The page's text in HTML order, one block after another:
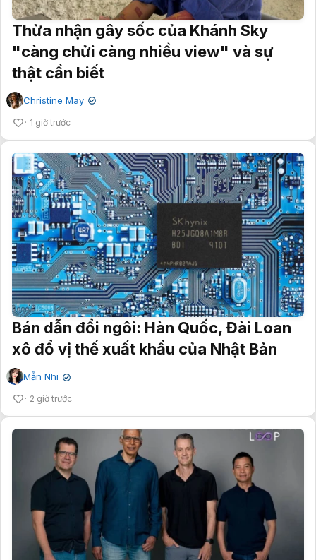
Thừa nhận gây sốc của Khánh Sky
"càng chửi càng nhiều view" và sự
thật cần biết
Christine May ✔
1 giờ trước
Bán dẫn đổi ngôi: Hàn Quốc, Đài Loan
xô đổ vị thế xuất khẩu của Nhật Bản
Mẫn Nhi ✔
2 giờ trước